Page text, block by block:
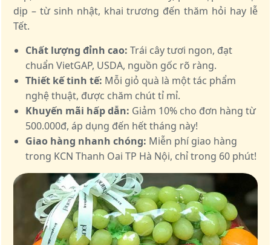
dịp – từ sinh nhật, khai trương đến thăm hỏi hay lễ
Tết.
Chất lượng đỉnh cao: Trái cây tươi ngon, đạt
chuẩn VietGAP, USDA, nguồn gốc rõ ràng.
Thiết kế tinh tế: Mỗi giỏ quà là một tác phẩm
nghệ thuật, được chăm chút tỉ mỉ.
Khuyến mãi hấp dẫn: Giảm 10% cho đơn hàng từ
500.000đ, áp dụng đến hết tháng này!
Giao hàng nhanh chóng: Miễn phí giao hàng
trong KCN Thanh Oai TP Hà Nội, chỉ trong 60 phút!